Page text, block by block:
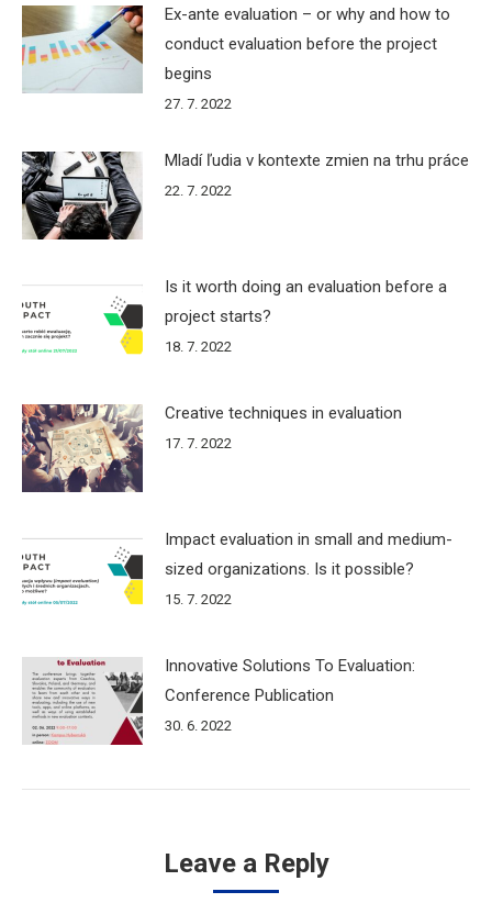
Ex-ante evaluation – or why and how to
conduct evaluation before the project
begins
27. 7. 2022
Mladí ľudia v kontexte zmien na trhu práce
22. 7. 2022
Is it worth doing an evaluation before a
project starts?
18. 7. 2022
Creative techniques in evaluation
17. 7. 2022
Impact evaluation in small and medium-
sized organizations. Is it possible?
15. 7. 2022
Innovative Solutions To Evaluation:
Conference Publication
30. 6. 2022
Leave a Reply